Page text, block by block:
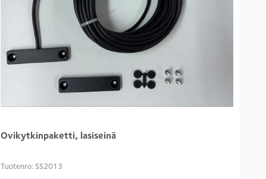
Ovikytkinpaketti, lasiseinä
Tuotenro: SS2013